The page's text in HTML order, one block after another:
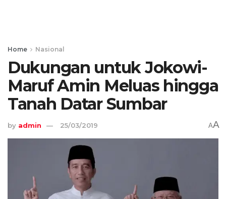
Home Nasional
Dukungan untuk Jokowi-
Maruf Amin Meluas hingga
Tanah Datar Sumbar
by admin 25/03/2019 AA